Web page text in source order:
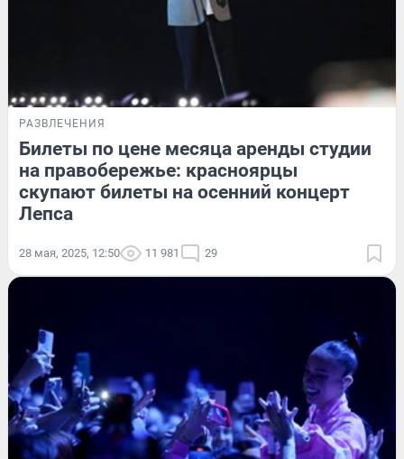
РАЗВЛЕЧЕНИЯ
Билеты по цене месяца аренды студии
на правобережье: красноярцы
скупают билеты на осенний концерт
Лепса
28 мая, 2025, 12:50 11 981 29